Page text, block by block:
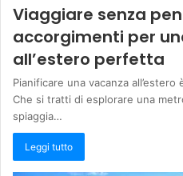
Viaggiare senza
accorgimenti per
all’estero perfetta
Pianificare una vacanza
Che si tratti di esplorare una
spiaggia…
Leggi tutto